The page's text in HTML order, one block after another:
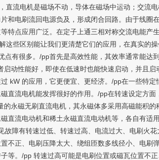
直流电机是磁场不动，导体在磁场中运动；交流
和电刷流回电源负及，形成闭合回路。由于线
特点应用广泛。在定子上通三相对称交流电能
这些区别能让我们更清楚它们的应用，在真实的
有很多。/pp首先是高效性能，其效率通常能达
启动性能好，即使在低速时也能快速启动，并且
kW 的应用，它更便宜、更经济。/pp在一些特
直流电机能发挥很好的作用。/pp在转速设定方
的永磁无刷直流电机，其永磁体多采用高磁能积
直流电动机和稀土永磁直流电动机等，各自有适
障有转速过低、转速过高、电流过大、电刷火花
不正、电刷压降太大、绕组匝数多线径小、电刷
等。/pp 转速过高可能是电刷位置或磁瓦位置不